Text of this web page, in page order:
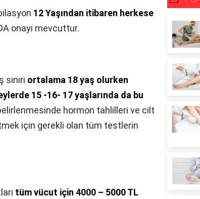
12 Yaşından itibaren herkese
onayı mevcuttur.
ortalama 18 yaş olurken
15 -16- 17 yaşlarında da bu
hormon tahlilleri ve cilt
için gerekli olan tüm testlerin
tüm vücut için 4000 – 5000 TL